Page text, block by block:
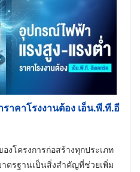
าคาโรงงานต้อง เอ็น.พี.ที.อี
งโครงการก่อสร้างทุกประเภท
ตรฐานเป็นสิ่งสำคัญที่ช่วยเพิ่ม